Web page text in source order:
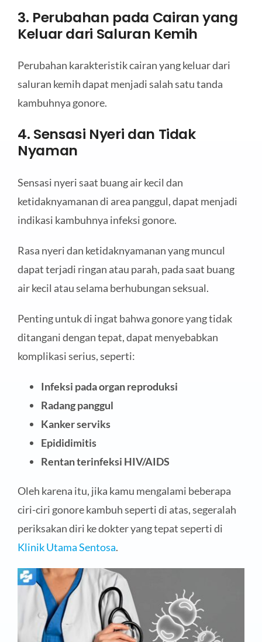
3. Perubahan pada Cairan yang
Keluar dari Saluran Kemih
Perubahan karakteristik cairan yang keluar dari
saluran kemih dapat menjadi salah satu tanda
kambuhnya gonore.
4. Sensasi Nyeri dan Tidak
Nyaman
Sensasi nyeri saat buang air kecil dan
ketidaknyamanan di area panggul, dapat menjadi
indikasi kambuhnya infeksi gonore.
Rasa nyeri dan ketidaknyamanan yang muncul
dapat terjadi ringan atau parah, pada saat buang
air kecil atau selama berhubungan seksual.
Penting untuk di ingat bahwa gonore yang tidak
ditangani dengan tepat, dapat menyebabkan
komplikasi serius, seperti:
Infeksi pada organ reproduksi
Radang panggul
Kanker serviks
Epididimitis
Rentan terinfeksi HIV/AIDS
Oleh karena itu, jika kamu mengalami beberapa
ciri-ciri gonore kambuh seperti di atas, segeralah
periksakan diri ke dokter yang tepat seperti di
Klinik Utama Sentosa.